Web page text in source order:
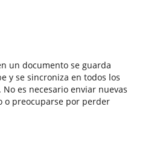
un documento se guarda
y se sincroniza en todos los
es necesario enviar nuevas
o preocuparse por perder